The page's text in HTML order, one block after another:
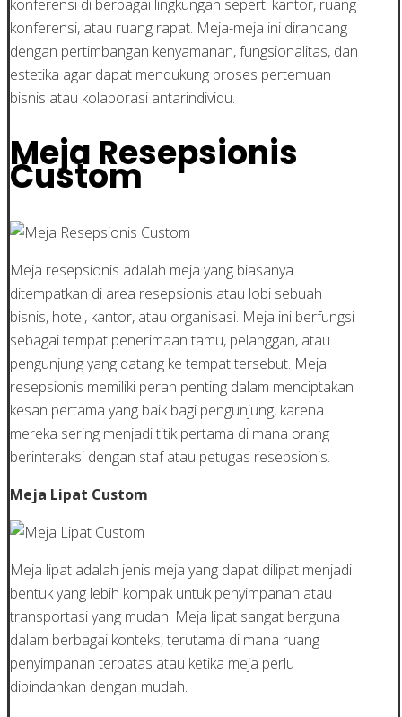
konferensi di berbagai lingkungan seperti kantor, ruang
konferensi, atau ruang rapat. Meja-meja ini dirancang
dengan pertimbangan kenyamanan, fungsionalitas, dan
estetika agar dapat mendukung proses pertemuan
bisnis atau kolaborasi antarindividu.
Meja Resepsionis
Custom
Meja resepsionis adalah meja yang biasanya
ditempatkan di area resepsionis atau lobi sebuah
bisnis, hotel, kantor, atau organisasi. Meja ini berfungsi
sebagai tempat penerimaan tamu, pelanggan, atau
pengunjung yang datang ke tempat tersebut. Meja
resepsionis memiliki peran penting dalam menciptakan
kesan pertama yang baik bagi pengunjung, karena
mereka sering menjadi titik pertama di mana orang
berinteraksi dengan staf atau petugas resepsionis.
Meja Lipat Custom
Meja lipat adalah jenis meja yang dapat dilipat menjadi
bentuk yang lebih kompak untuk penyimpanan atau
transportasi yang mudah. Meja lipat sangat berguna
dalam berbagai konteks, terutama di mana ruang
penyimpanan terbatas atau ketika meja perlu
dipindahkan dengan mudah.